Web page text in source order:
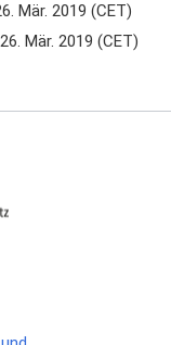
Mär. 2019 (CET)
Mär. 2019 (CET)